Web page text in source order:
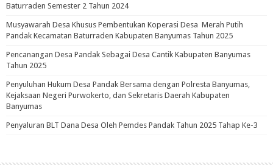
Baturraden Semester 2 Tahun 2024
Musyawarah Desa Khusus Pembentukan Koperasi Desa Merah Putih
Pandak Kecamatan Baturraden Kabupaten Banyumas Tahun 2025
Pencanangan Desa Pandak Sebagai Desa Cantik Kabupaten Banyumas
Tahun 2025
Penyuluhan Hukum Desa Pandak Bersama dengan Polresta Banyumas,
Kejaksaan Negeri Purwokerto, dan Sekretaris Daerah Kabupaten
Banyumas
Penyaluran BLT Dana Desa Oleh Pemdes Pandak Tahun 2025 Tahap Ke-3